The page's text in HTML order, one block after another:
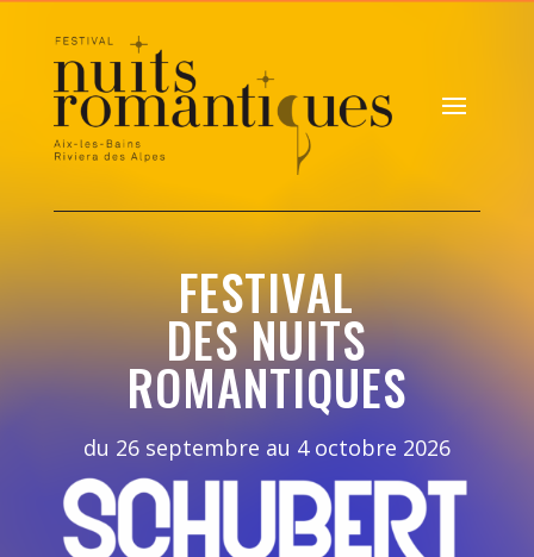
FESTIVAL
DES NUITS
ROMANTIQUES
du 26 septembre au 4 octobre 2026